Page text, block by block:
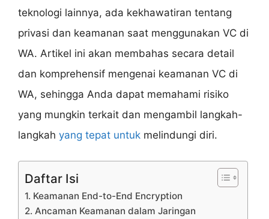
teknologi lainnya, ada kekhawatiran tentang
privasi dan keamanan saat menggunakan VC di
WA. Artikel ini akan membahas secara detail
dan komprehensif mengenai keamanan VC di
WA, sehingga Anda dapat memahami risiko
yang mungkin terkait dan mengambil langkah-
langkah yang tepat untuk melindungi diri.
Daftar Isi
1. Keamanan End-to-End Encryption
2. Ancaman Keamanan dalam Jaringan